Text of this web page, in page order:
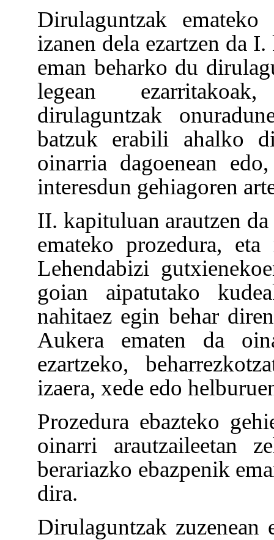
Dirulaguntzak emateko
izanen dela ezartzen da
eman beharko du
legean
dirulaguntzak
batzuk erabili ahalko
oinarria dagoenean
interesdun gehiagoren
II. kapituluan arautzen
emateko prozedura,
Lehendabizi
goian aipatutako
nahitaez egin behar
Aukera ematen da
ezartzeko,
izaera, xede edo
Prozedura ebazteko
oinarri arautzaileetan
berariazko ebazpenik
dira.
Dirulaguntzak